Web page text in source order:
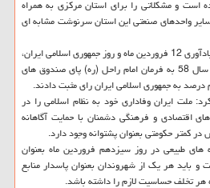
و مشكلاتی را برای استان مركزی به همراه
واحدهای صنعتی این استان سرنوشت مشابه ای
وی در بخش دیگر از سخنان خود با یادآوری 12 فروردین ماه و روز جمهوری اسلامی ایران،
اضافه كرد: مردم ایران اسلامی در سال 58 به فرمان امام راحل (ره) پای صندوق های
ملت ایران وفاداری خود به نظام اسلامی را در
اقتصادی و فرهنگی دشمنان با حمایت آگاهانه
كمتر حكومتی بعنوان پشتوانه وجود دارد.
طبیعی در روز سیزدهم فروردین ماه بعنوان
و باید هر یك از شهروندان بعنوان پاسدار منابع
تخلف حساسیت لازم را داشته باشد.